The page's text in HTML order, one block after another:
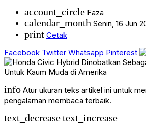
account_circle Faza
calendar_month Senin, 16 Jun
print Cetak
Facebook Twitter Whatsapp Pinterest
info Atur ukuran teks artikel ini untuk
pengalaman membaca terbaik.
text_decreasetext_increase